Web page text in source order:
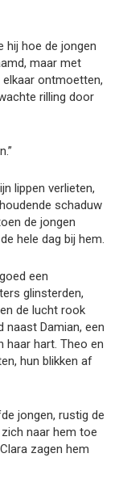
hij hoe de jongen
maar met
elkaar ontmoetten,
rilling door
lippen verlieten,
schaduw
de jongen
hele dag bij hem.
een
glinsterden,
de lucht rook
naast Damian, een
haar hart. Theo en
hun blikken af
jongen, rustig de
naar hem toe
zagen hem